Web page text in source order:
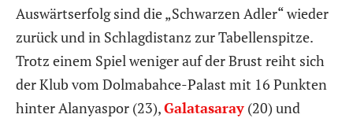
Auswärtserfolg sind die „Schwarzen Adler“ wieder
zurück und in Schlagdistanz zur Tabellenspitze.
Trotz einem Spiel weniger auf der Brust reiht sich
der Klub vom Dolmabahce-Palast mit 16 Punkten
hinter Alanyaspor (23),Galatasaray (20) und